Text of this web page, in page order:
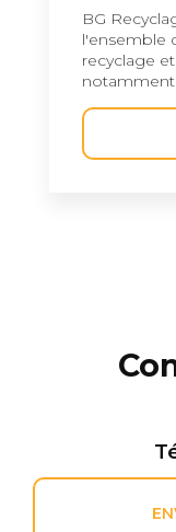
BG
l'ensemble
recyclage
notamment